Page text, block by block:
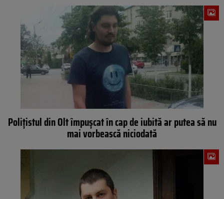
Polițistul din Olt împușcat în cap de iubită ar putea să nu
mai vorbească niciodată